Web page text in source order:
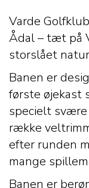
Varde
Ådal – tæt på
storslået
Banen er
første øjekast
specielt
række
efter runden
mange
Banen er